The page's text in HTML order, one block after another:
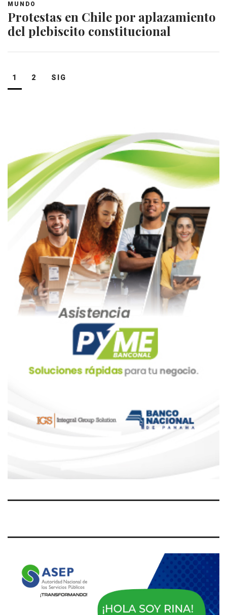
MUNDO
Protestas en Chile por aplazamiento
del plebiscito constitucional
Navegación
de
1 2 SIG